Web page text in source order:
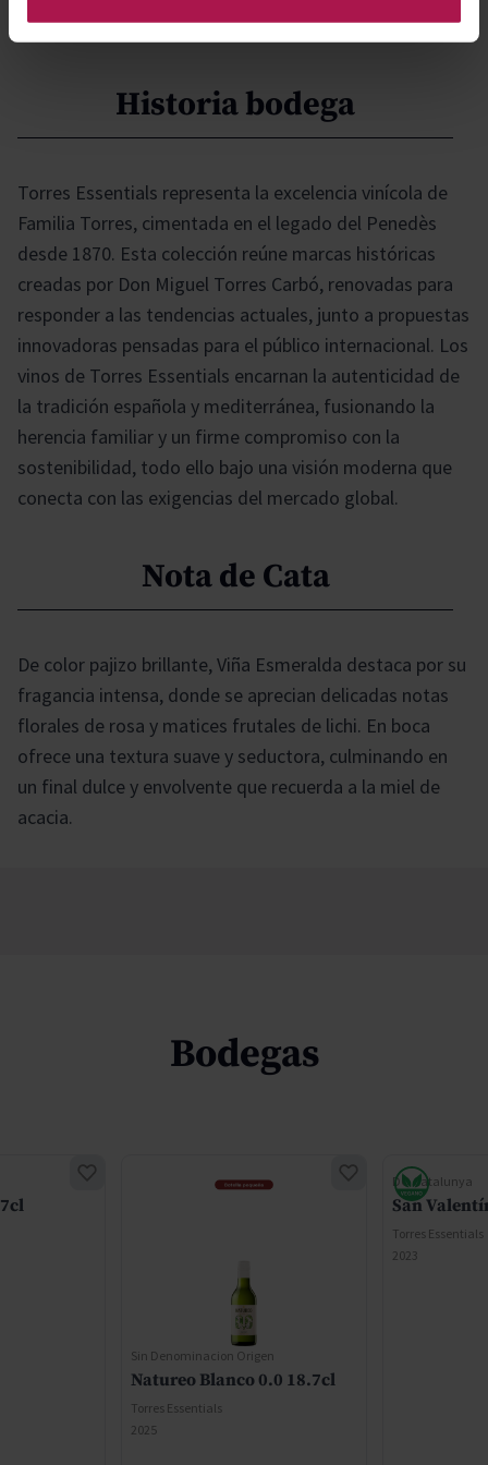
cultura que nos acogió hace más de 30 años.
Historia bodega
Torres Essentials representa la excelencia vinícola de
Familia Torres, cimentada en el legado del Penedès
desde 1870. Esta colección reúne marcas históricas
creadas por Don Miguel Torres Carbó, renovadas para
responder a las tendencias actuales, junto a propuestas
innovadoras pensadas para el público internacional. Los
vinos de Torres Essentials encarnan la autenticidad de
la tradición española y mediterránea, fusionando la
herencia familiar y un firme compromiso con la
sostenibilidad, todo ello bajo una visión moderna que
conecta con las exigencias del mercado global.
Nota de Cata
De color pajizo brillante, Viña Esmeralda destaca por su
fragancia intensa, donde se aprecian delicadas notas
florales de rosa y matices frutales de lichi. En boca
ofrece una textura suave y seductora, culminando en
un final dulce y envolvente que recuerda a la miel de
acacia.
Bodegas
Sin Denominacion Origen
Natureo Blanco 0.0 18.7cl
Torres Essentials
2025
DO Catalunya
San
Torres Essentials
2023